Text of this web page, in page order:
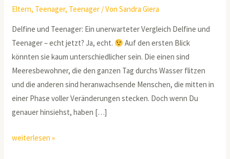
Eltern, Teenager, Teenager / VonSandra Giera
Delfine und Teenager: Ein unerwarteter Vergleich Delfine und
Teenager – echt jetzt? Ja, echt.
Auf den ersten Blick
könnten sie kaum unterschiedlicher sein. Die einen sind
Meeresbewohner, die den ganzen Tag durchs Wasser flitzen
und die anderen sind heranwachsende Menschen, die mitten in
einer Phase voller Veränderungen stecken. Doch wenn Du
genauer hinsiehst, haben […]
weiterlesen »